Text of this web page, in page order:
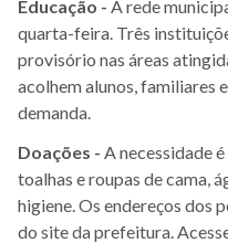
Educação - A rede
quarta-feira. Três
provisório nas áreas
acolhem alunos, familiares
demanda.
Doações - A necessidade
toalhas e roupas de cama,
higiene. Os endereços dos
do site da prefeitura.